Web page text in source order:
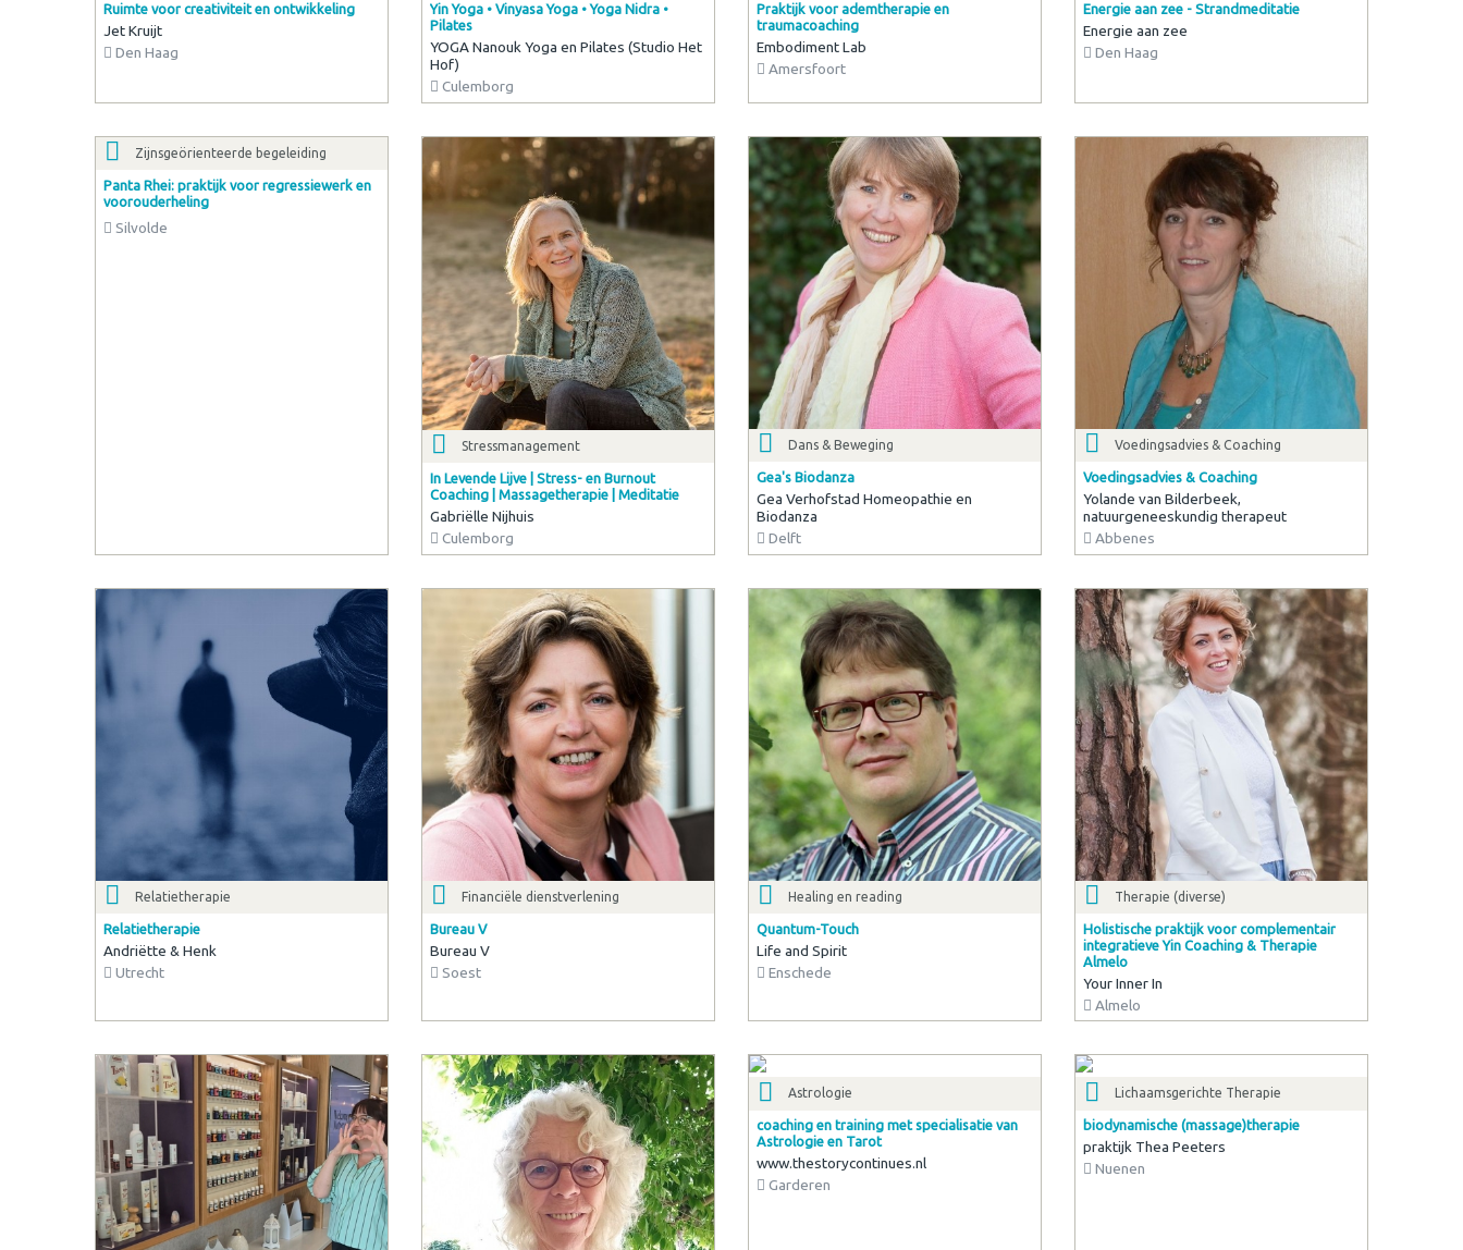
Ruimte voor creativiteit en ontwikkeling
Jet Kruijt
Den Haag
Yin Yoga • Vinyasa Yoga • Yoga Nidra •
Pilates
YOGA Nanouk Yoga en Pilates (Studio Het
Hof)
Culemborg
Praktijk voor ademtherapie en
traumacoaching
Embodiment Lab
Amersfoort
Energie aan zee - Strandmeditatie
Energie aan zee
Den Haag
Zijnsgeörienteerde begeleiding
Panta Rhei: praktijk voor regressiewerk en
voorouderheling
Silvolde
Stressmanagement
In Levende Lijve | Stress- en Burnout
Coaching | Massagetherapie | Meditatie
Gabriëlle Nijhuis
Culemborg
Dans & Beweging
Gea's Biodanza
Gea Verhofstad Homeopathie en
Biodanza
Delft
Voedingsadvies & Coaching
Voedingsadvies & Coaching
Yolande van Bilderbeek,
natuurgeneeskundig therapeut
Abbenes
Relatietherapie
Relatietherapie
Andriëtte & Henk
Utrecht
Financiële dienstverlening
Bureau V
Bureau V
Soest
Healing en reading
Quantum-Touch
Life and Spirit
Enschede
Therapie (diverse)
Holistische praktijk voor complementair
integratieve Yin Coaching & Therapie
Almelo
Your Inner In
Almelo
Astrologie
coaching en training met specialisatie van
Astrologie en Tarot
www.thestorycontinues.nl
Garderen
Lichaamsgerichte Therapie
biodynamische (massage)therapie
praktijk Thea Peeters
Nuenen